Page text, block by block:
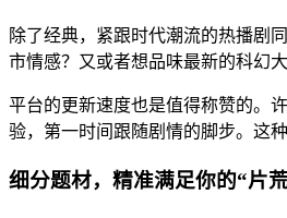
除了经典，紧跟时代潮流的热播剧
市情感？又或者想品味最新的科幻
平台的更新速度也是值得称赞的。
验，第一时间跟随剧情的脚步。这
细分题材，精准满足你的“片